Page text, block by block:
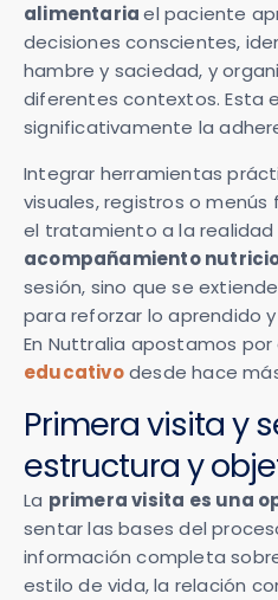
alimentariael paciente
decisiones conscientes,
hambre y saciedad, y
diferentes contextos. Esta
significativamente la
Integrar herramientas
visuales, registros o
el tratamiento a la realidad
acompañamiento
sesión, sino que se
para reforzar lo aprendido
En Nuttralia apostamos
educativo desde hace
Primera visita y
estructura y
La primera visita es una
sentar las bases del
información completa
estilo de vida, la relación